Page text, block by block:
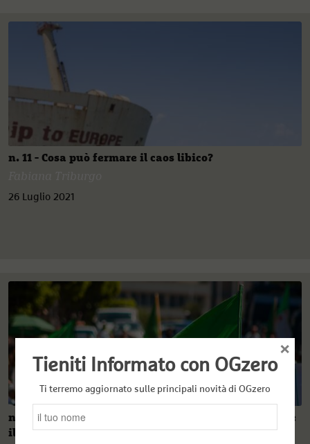
n. 11 - Cosa può fermare il caos libico?
26 Luglio 2021
n. 10 Maghreb - parte II: Algeria postelettorale, dove
il “nuovo” non cambia
Tieniti Informato con OGzero
Ti terremo aggiornato sulle principali novità di OGzero
×